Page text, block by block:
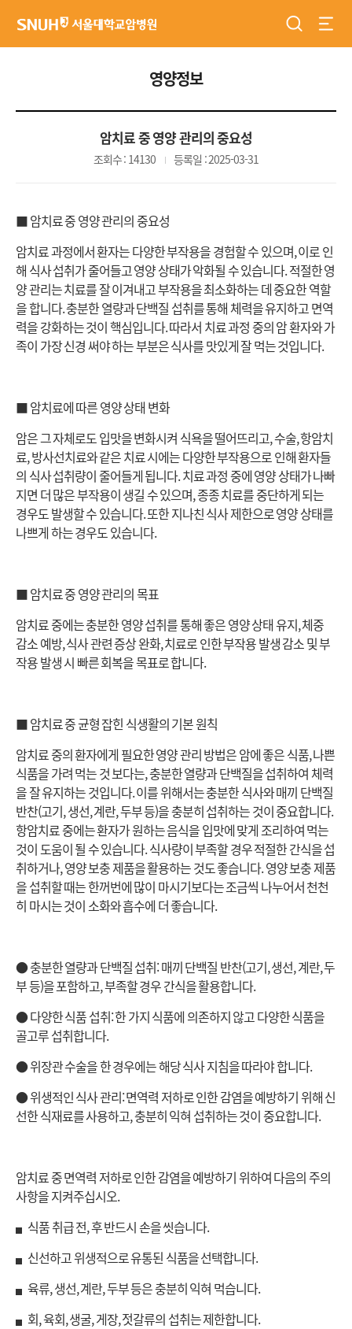
검색
영양정보
암치료 중 영양 관리의 중요성
조회수 : 14130 등록일 : 2025-03-31
■ 암치료 중 영양 관리의 중요성
암치료 과정에서 환자는 다양한 부작용을 경험할 수 있으며, 이로 인
해 식사 섭취가 줄어들고 영양 상태가 악화될 수 있습니다. 적절한 영
양 관리는 치료를 잘 이겨내고 부작용을 최소화하는 데 중요한 역할
을 합니다. 충분한 열량과 단백질 섭취를 통해 체력을 유지하고 면역
력을 강화하는 것이 핵심입니다. 따라서 치료 과정 중의 암 환자와 가
족이 가장 신경 써야 하는 부분은 식사를 맛있게 잘 먹는 것입니다.
■ 암치료에 따른 영양 상태 변화
암은 그 자체로도 입맛을 변화시켜 식욕을 떨어뜨리고, 수술, 항암치
료, 방사선치료와 같은 치료 시에는 다양한 부작용으로 인해 환자들
의 식사 섭취량이 줄어들게 됩니다. 치료 과정 중에 영양 상태가 나빠
지면 더 많은 부작용이 생길 수 있으며, 종종 치료를 중단하게 되는
경우도 발생할 수 있습니다. 또한 지나친 식사 제한으로 영양 상태를
나쁘게 하는 경우도 있습니다.
■ 암치료 중 영양 관리의 목표
암치료 중에는 충분한 영양 섭취를 통해 좋은 영양 상태 유지, 체중
감소 예방, 식사 관련 증상 완화, 치료로 인한 부작용 발생 감소 및 부
작용 발생 시 빠른 회복을 목표로 합니다.
■ 암치료 중 균형 잡힌 식생활의 기본 원칙
암치료 중의 환자에게 필요한 영양 관리 방법은 암에 좋은 식품, 나쁜
식품을 가려 먹는 것 보다는, 충분한 열량과 단백질을 섭취하여 체력
을 잘 유지하는 것입니다. 이를 위해서는 충분한 식사와 매끼 단백질
반찬(고기, 생선, 계란, 두부 등)을 충분히 섭취하는 것이 중요합니다.
항암치료 중에는 환자가 원하는 음식을 입맛에 맞게 조리하여 먹는
것이 도움이 될 수 있습니다. 식사량이 부족할 경우 적절한 간식을 섭
취하거나, 영양 보충 제품을 활용하는 것도 좋습니다. 영양 보충 제품
을 섭취할 때는 한꺼번에 많이 마시기보다는 조금씩 나누어서 천천
히 마시는 것이 소화와 흡수에 더 좋습니다.
● 충분한 열량과 단백질 섭취: 매끼 단백질 반찬(고기, 생선, 계란, 두
부 등)을 포함하고, 부족할 경우 간식을 활용합니다.
● 다양한 식품 섭취: 한 가지 식품에 의존하지 않고 다양한 식품을
골고루 섭취합니다.
● 위장관 수술을 한 경우에는 해당 식사 지침을 따라야 합니다.
● 위생적인 식사 관리: 면역력 저하로 인한 감염을 예방하기 위해 신
선한 식재료를 사용하고, 충분히 익혀 섭취하는 것이 중요합니다.
암치료 중 면역력 저하로 인한 감염을 예방하기 위하여 다음의 주의
사항을 지켜주십시오.
▖식품 취급 전, 후 반드시 손을 씻습니다.
▖신선하고 위생적으로 유통된 식품을 선택합니다.
▖육류, 생선, 계란, 두부 등은 충분히 익혀 먹습니다.
▖회, 육회, 생굴, 게장, 젓갈류의 섭취는 제한합니다.